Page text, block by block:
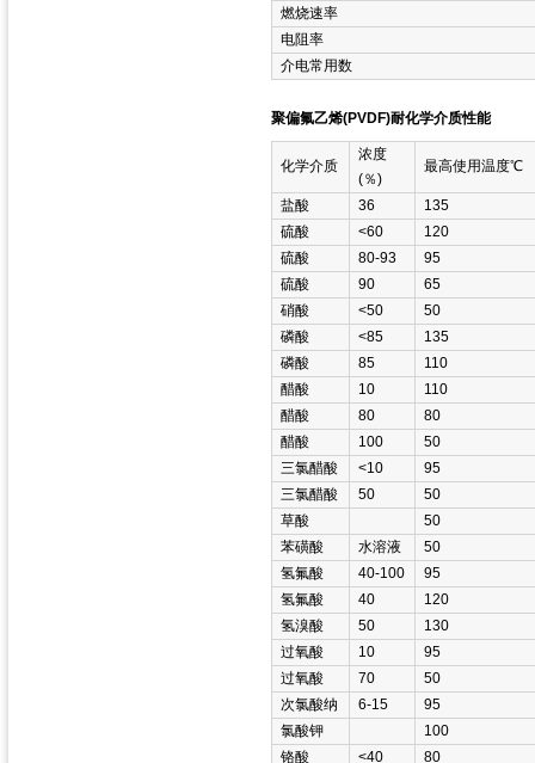
燃烧速率
电阻率
介电常用数
聚偏氟乙烯(PVDF)耐化学介质性能
化学介质
浓度
(％)
最高使用温度℃
盐酸 36
135
硫酸
<60
120
硫酸
80-93
95
硫酸
90
65
硝酸
<50
50
磷酸
<85
135
磷酸
85
110
醋酸
10
110
醋酸
80
80
醋酸
100
50
三氯醋酸
<10
95
三氯醋酸
50
50
草酸
50
苯磺酸
水溶液
50
氢氟酸
40-100
95
氢氟酸
40
120
氢溴酸
50
130
过氧酸
10
95
过氧酸
70
50
次氯酸纳
6-15
95
氯酸钾
100
铬酸
<40 80